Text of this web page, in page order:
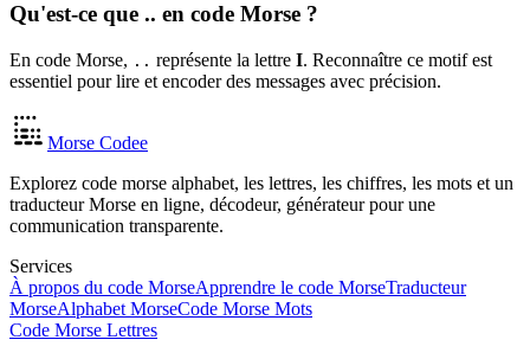
Qu'est-ce que .. en code Morse ?
En code Morse, .. représente la lettre I. Reconnaître ce motif est
essentiel pour lire et encoder des messages avec précision.
Morse Codee
Explorez code morse alphabet, les lettres, les chiffres, les mots et un
traducteur Morse en ligne, décodeur, générateur pour une
communication transparente.
Services
À propos du code MorseApprendre le code MorseTraducteur
MorseAlphabet MorseCode Morse Mots
Code Morse Lettres